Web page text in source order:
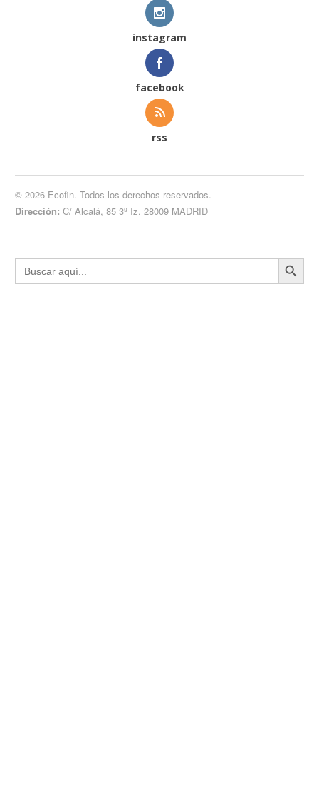
instagram
facebook
rss
© 2026 Ecofin. Todos los derechos reservados.
Dirección: C/ Alcalá, 85 3º Iz. 28009 MADRID
Buscar: Botón de búsqueda